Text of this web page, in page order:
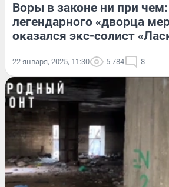
Воры в законе ни при
легендарного «дворца
оказался экс-солист
22 января, 2025, 11:30 5 784 8